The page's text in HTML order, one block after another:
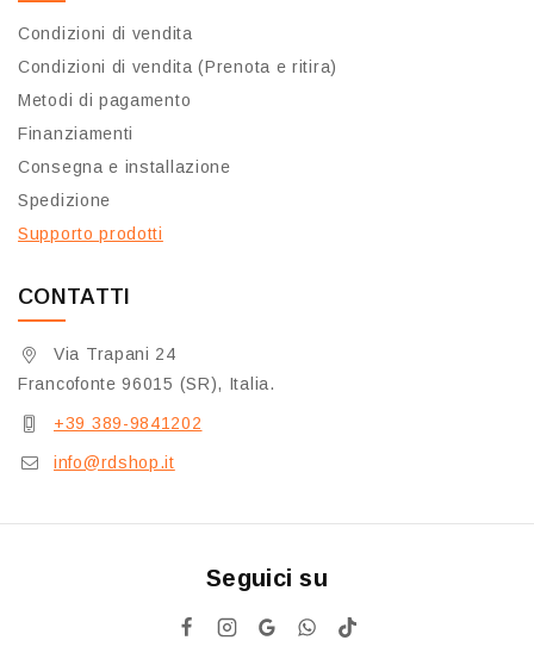
Condizioni di vendita
Condizioni di vendita (Prenota e ritira)
Metodi di pagamento
Finanziamenti
Consegna e installazione
Spedizione
Supporto prodotti
CONTATTI
Via Trapani 24
Francofonte 96015 (SR), Italia.
+39 389-9841202
info@rdshop.it
Seguici su